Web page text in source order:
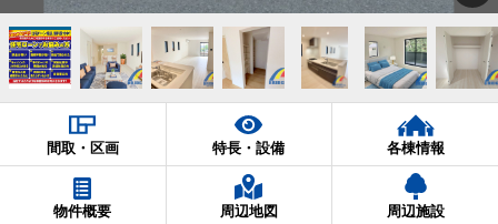
間取・区画 特長・設備 各棟情報
物件概要 周辺地図 周辺施設